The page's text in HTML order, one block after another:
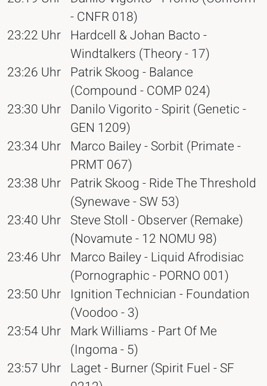
- CNFR 018)
23:22 Uhr Hardcell & Johan Bacto -
Windtalkers (Theory - 17)
23:26 Uhr Patrik Skoog - Balance
(Compound - COMP 024)
23:30 Uhr Danilo Vigorito - Spirit (Genetic -
GEN 1209)
23:34 Uhr Marco Bailey - Sorbit (Primate -
PRMT 067)
23:38 Uhr Patrik Skoog - Ride The Threshold
(Synewave - SW 53)
23:40 Uhr Steve Stoll - Observer (Remake)
(Novamute - 12 NOMU 98)
23:46 Uhr Marco Bailey - Liquid Afrodisiac
(Pornographic - PORNO 001)
23:50 Uhr Ignition Technician - Foundation
(Voodoo - 3)
23:54 Uhr Mark Williams - Part Of Me
(Ingoma - 5)
23:57 Uhr Laget - Burner (Spirit Fuel - SF